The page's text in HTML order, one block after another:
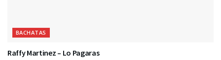
BACHATAS
Raffy Martinez – Lo Pagaras